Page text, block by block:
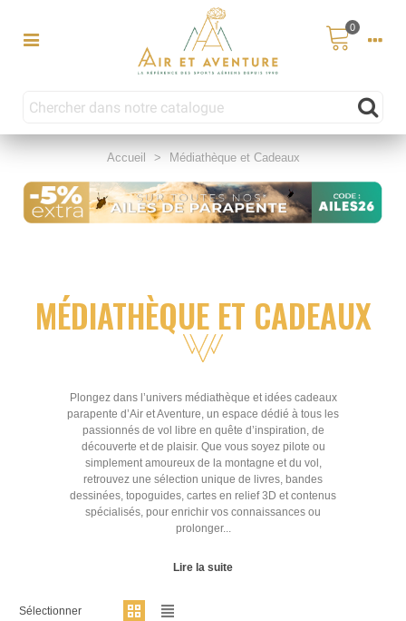
0
Accueil > Médiathèque et Cadeaux
MÉDIATHÈQUE ET CADEAUX
Plongez dans l’univers médiathèque et idées cadeaux
parapente d’Air et Aventure, un espace dédié à tous les
passionnés de vol libre en quête d’inspiration, de
découverte et de plaisir. Que vous soyez pilote ou
simplement amoureux de la montagne et du vol,
retrouvez une sélection unique de livres, bandes
dessinées, topoguides, cartes en relief 3D et contenus
spécialisés, pour enrichir vos connaissances ou
prolonger...
Lire la suite
Sélectionner